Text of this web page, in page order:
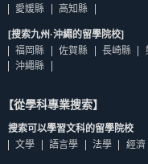
愛媛縣
高知縣
[搜索九州·沖繩的留學院校]
福岡縣
佐賀縣 長崎縣
沖繩縣
【從學科專業搜索】
搜索可以學習文科的留學院校
文學
語言學 法學 經濟